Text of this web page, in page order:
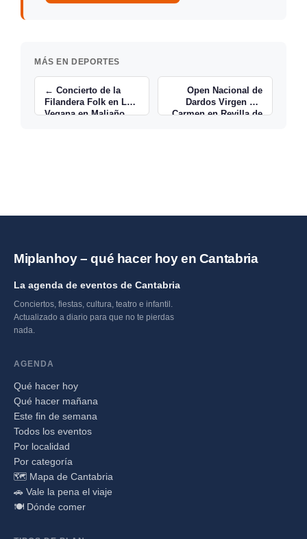
MÁS EN DEPORTES
← Concierto de la
Filandera Folk en La
Vegana en Maliaño
Open Nacional de
Dardos Virgen del
Carmen en Revilla de
Miplanhoy – qué hacer hoy en Cantabria
La agenda de eventos de Cantabria
Conciertos, fiestas, cultura, teatro e infantil.
Actualizado a diario para que no te pierdas
nada.
AGENDA
Qué hacer hoy
Qué hacer mañana
Este fin de semana
Todos los eventos
Por localidad
Por categoría
🗺️ Mapa de Cantabria
🚗 Vale la pena el viaje
🍽️ Dónde comer